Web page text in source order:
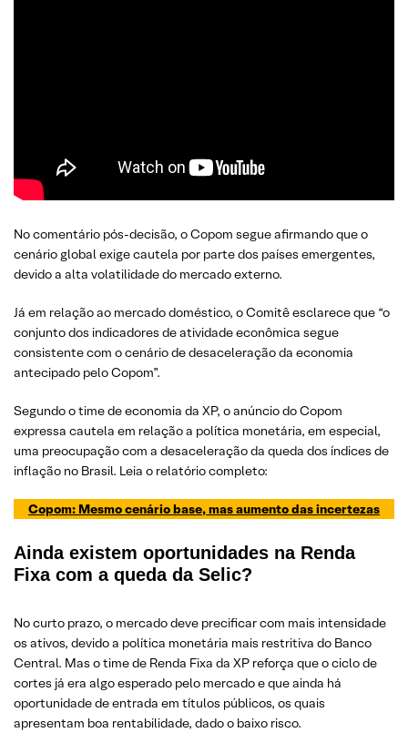
No comentário pós-decisão, o Copom segue afirmando que o
cenário global exige cautela por parte dos países emergentes,
devido a alta volatilidade do mercado externo.
Já em relação ao mercado doméstico, o Comitê esclarece que “o
conjunto dos indicadores de atividade econômica segue
consistente com o cenário de desaceleração da economia
antecipado pelo Copom”.
Segundo o time de economia da XP, o anúncio do Copom
expressa cautela em relação a política monetária, em especial,
uma preocupação com a desaceleração da queda dos índices de
inflação no Brasil. Leia o relatório completo:
Copom: Mesmo cenário base, mas aumento das incertezas
Ainda existem oportunidades na Renda
Fixa com a queda da Selic?
No curto prazo, o mercado deve precificar com mais intensidade
os ativos, devido a política monetária mais restritiva do Banco
Central. Mas o time de Renda Fixa da XP reforça que o ciclo de
cortes já era algo esperado pelo mercado e que ainda há
oportunidade de entrada em títulos públicos, os quais
apresentam boa rentabilidade, dado o baixo risco.